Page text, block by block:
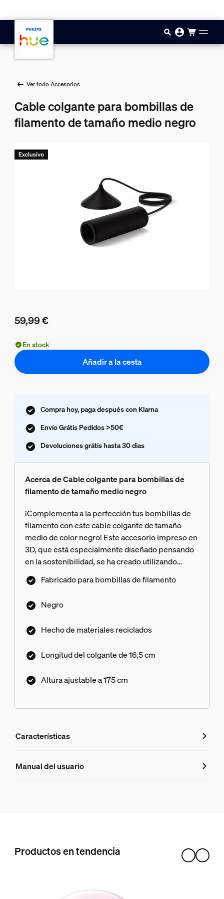
Ver todo Accesorios
Cable colgante para bombillas de
filamento de tamaño medio negro
59,99 €
Exclusivo
En stock
Añadir a la cesta
Compra hoy, paga después con Klarna
Envío Grátis Pedidos >50€
Devoluciones grátis hasta 30 dias
Acerca de Cable colgante para bombillas de
filamento de tamaño medio negro
¡Complementa a la perfección tus bombillas de
filamento con este cable colgante de tamaño
medio de color negro! Este accesorio impreso en
3D, que está especialmente diseñado pensando
en la sostenibilidad, se ha creado utilizando
materiales biocirculares reciclados.
Fabricado para bombillas de filamento
Negro
Hecho de materiales reciclados
Longitud del colgante de 16,5 cm
Altura ajustable a 175 cm
Características
Características
Color
Manual del usuario
Productos en tendencia